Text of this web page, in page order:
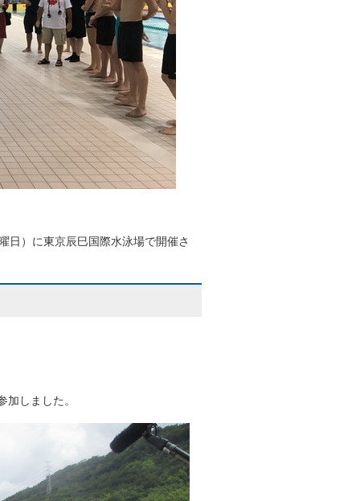
日）に東京辰巳国際水泳場で開催さ
しました。